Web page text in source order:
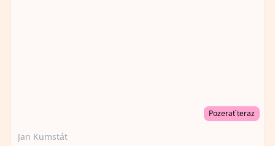
Pozerať teraz
Jan Kumstát